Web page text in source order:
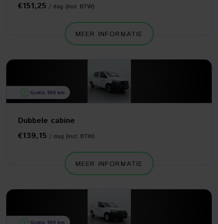
€151,25 / dag (Incl. BTW)
MEER INFORMATIE
Gratis 100 km
Dubbele cabine
€139,15 / dag (Incl. BTW)
MEER INFORMATIE
Gratis 100 km